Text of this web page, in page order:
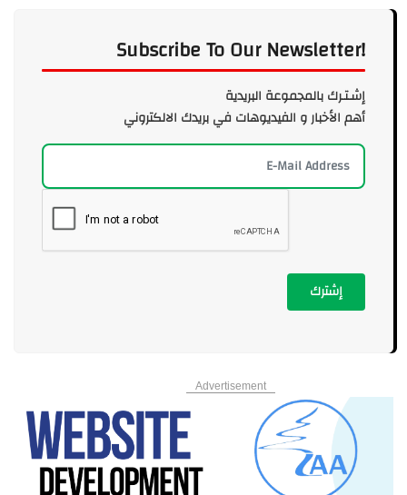
Subscribe To Our Newsletter!
إشـتـرك بالمجموعة البريدية
أهم الأخبار و الفيديوهات في بريدك الالكتروني
إشترك
Advertisement